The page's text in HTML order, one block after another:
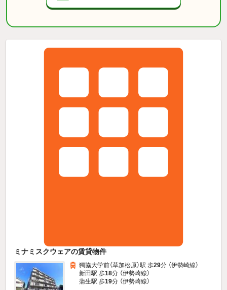
ミナミスクウェアの賃貸物件
獨協大学前（草加松原）駅 歩29分 （伊勢崎線）
新田駅 歩18分 （伊勢崎線）
蒲生駅 歩19分 （伊勢崎線）